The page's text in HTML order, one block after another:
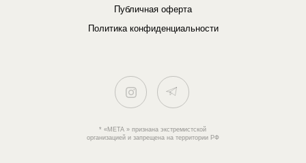
Публичная оферта
Политика конфиденциальности
* «META » признана экстремистской
организацией и запрещена на территории РФ